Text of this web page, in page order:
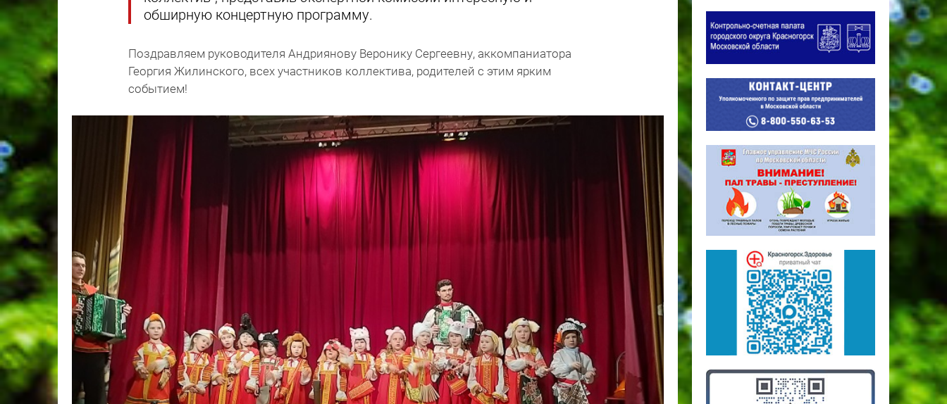
обширную концертную программу.
Поздравляем руководителя Андриянову Веронику Сергеевну, аккомпаниатора
Георгия Жилинского, всех участников коллектива, родителей с этим ярким
событием!